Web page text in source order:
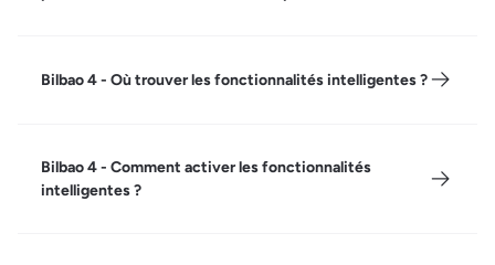
Bilbao 4 - Où trouver les fonctionnalités intelligentes ?
Bilbao 4 - Comment activer les fonctionnalités
intelligentes ?